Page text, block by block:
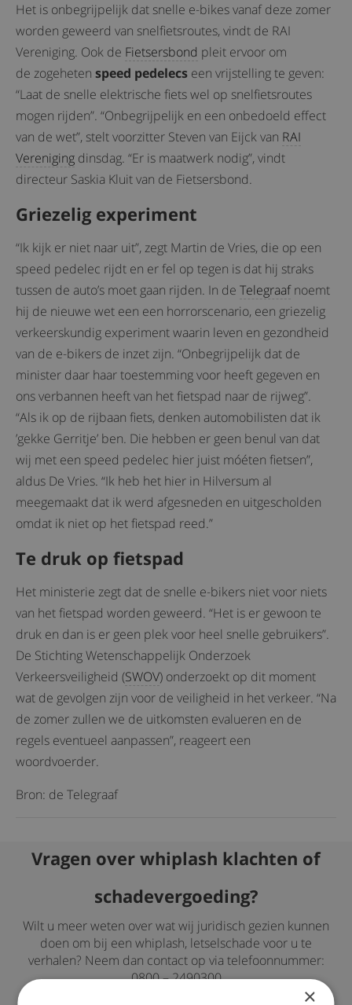
Het is onbegrijpelijk dat snelle e-bikes vanaf deze zomer
worden geweerd van snelfietsroutes, vindt de RAI
Vereniging. Ook de Fietsersbond pleit ervoor om
de zogeheten speed pedelecs een vrijstelling te geven:
“Laat de snelle elektrische fiets wel op snelfietsroutes
mogen rijden”. “Onbegrijpelijk en een onbedoeld effect
van de wet”, stelt voorzitter Steven van Eijck van RAI
Vereniging dinsdag. “Er is maatwerk nodig”, vindt
directeur Saskia Kluit van de Fietsersbond.
Griezelig experiment
“Ik kijk er niet naar uit”, zegt Martin de Vries, die op een
speed pedelec rijdt en er fel op tegen is dat hij straks
tussen de auto’s moet gaan rijden. In de Telegraafnoemt
hij de nieuwe wet een een horrorscenario, een griezelig
verkeerskundig experiment waarin leven en gezondheid
van de e-bikers de inzet zijn. “Onbegrijpelijk dat de
minister daar haar toestemming voor heeft gegeven en
ons verbannen heeft van het fietspad naar de rijweg”.
“Als ik op de rijbaan fiets, denken automobilisten dat ik
’gekke Gerritje’ ben. Die hebben er geen benul van dat
wij met een speed pedelec hier juist móéten fietsen”,
aldus De Vries. “Ik heb het hier in Hilversum al
meegemaakt dat ik werd afgesneden en uitgescholden
omdat ik niet op het fietspad reed.”
Te druk op fietspad
Het ministerie zegt dat de snelle e-bikers niet voor niets
van het fietspad worden geweerd. “Het is er gewoon te
druk en dan is er geen plek voor heel snelle gebruikers”.
De Stichting Wetenschappelijk Onderzoek
Verkeersveiligheid (SWOV) onderzoekt op dit moment
wat de gevolgen zijn voor de veiligheid in het verkeer. “Na
de zomer zullen we de uitkomsten evalueren en de
regels eventueel aanpassen”, reageert een
woordvoerder.
Bron: de Telegraaf
Vragen over whiplash klachten of
schadevergoeding?
Wilt u meer weten over wat wij juridisch gezien kunnen
doen om bij een whiplash, letselschade voor u te
verhalen? Neem dan contact op via telefoonnummer:
0800 – 2490300
×